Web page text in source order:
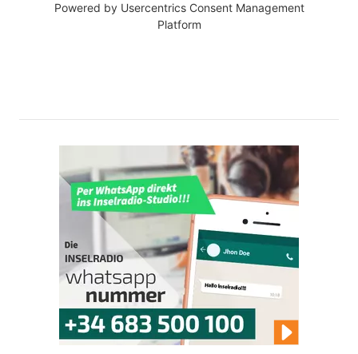
Powered by Usercentrics Consent Management
Platform